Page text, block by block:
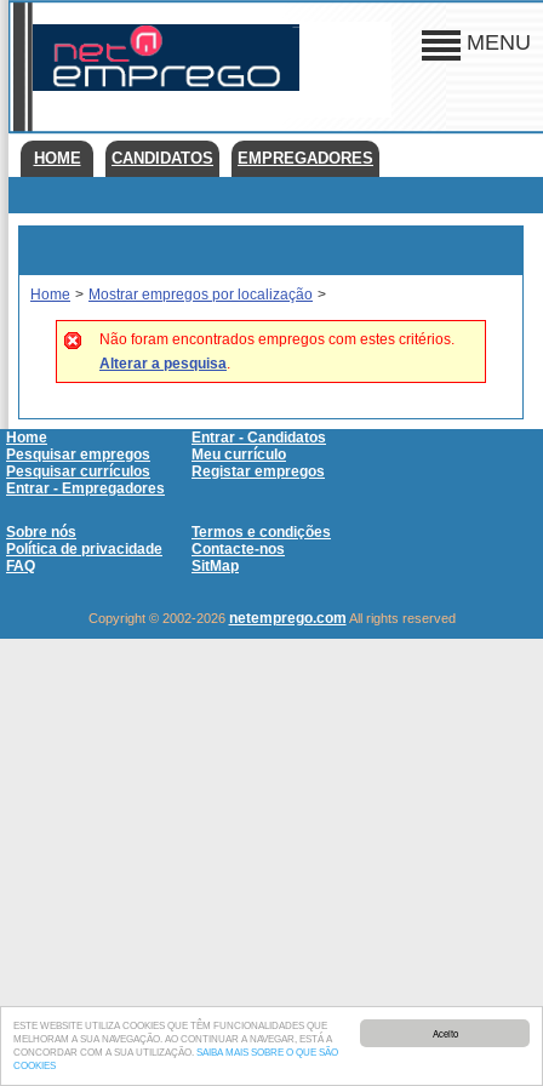
Aceito
ESTE WEBSITE UTILIZA COOKIES QUE TÊM FUNCIONALIDADES QUE
MELHORAM A SUA NAVEGAÇÃO. AO CONTINUAR A NAVEGAR, ESTÁ A
CONCORDAR COM A SUA UTILIZAÇÃO. SAIBA MAIS SOBRE O QUE SÃO
COOKIES
MENU
HOME CANDIDATOS EMPREGADORES
Home > Mostrar empregos por localização >
Não foram encontrados empregos com estes critérios.
Alterar a pesquisa.
Home
Entrar - Candidatos
Pesquisar empregos
Meu currículo
Pesquisar currículos
Registar empregos
Entrar - Empregadores
Sobre nós
Termos e condições
Política de privacidade
Contacte-nos
FAQ
SitMap
Copyright © 2002-2026 netemprego.com All rights reserved